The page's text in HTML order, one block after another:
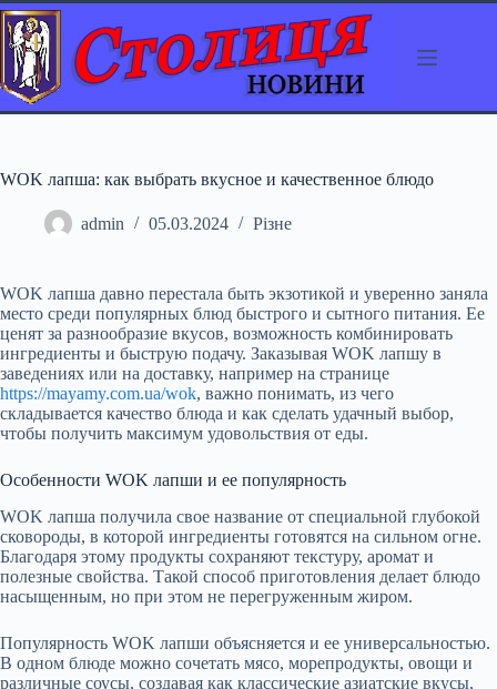
Перейти
до
вмісту
WOK лапша: как выбрать вкусное и качественное блюдо
admin 05.03.2024 Різне
WOK лапша давно перестала быть экзотикой и уверенно заняла
место среди популярных блюд быстрого и сытного питания. Ее
ценят за разнообразие вкусов, возможность комбинировать
ингредиенты и быструю подачу. Заказывая WOK лапшу в
заведениях или на доставку, например на странице
https://mayamy.com.ua/wok, важно понимать, из чего
складывается качество блюда и как сделать удачный выбор,
чтобы получить максимум удовольствия от еды.
Особенности WOK лапши и ее популярность
WOK лапша получила свое название от специальной глубокой
сковороды, в которой ингредиенты готовятся на сильном огне.
Благодаря этому продукты сохраняют текстуру, аромат и
полезные свойства. Такой способ приготовления делает блюдо
насыщенным, но при этом не перегруженным жиром.
Популярность WOK лапши объясняется и ее универсальностью.
В одном блюде можно сочетать мясо, морепродукты, овощи и
различные соусы, создавая как классические азиатские вкусы,